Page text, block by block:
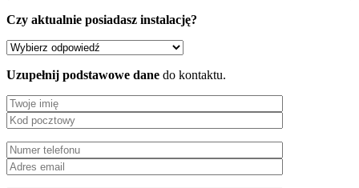
Czy aktualnie posiadasz instalację?
Uzupełnij podstawowe dane do kontaktu.